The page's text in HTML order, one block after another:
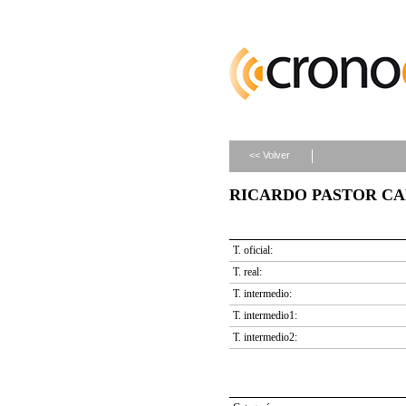
<< Volver
RICARDO PASTOR
T. oficial:
T. real:
T. intermedio:
T. intermedio1:
T. intermedio2: